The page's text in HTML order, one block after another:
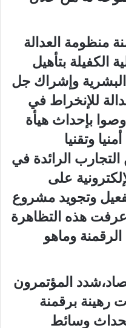
منظومة العدالة
الكفيلة بتأهيل
البشرية وإشراك جل
للإنخراط في
بإحداث هيأة
وتقنيا
التجارب الرائدة في
على
وتجويد مشروع
عرفت هذه التظاهرة
وماهو
المؤتمرون
رهينة برقمنة
وسائط